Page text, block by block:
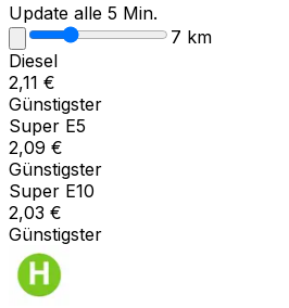
Update alle 5 Min.
7 km
Diesel
2,11 €
Günstigster
Super E5
2,09 €
Günstigster
Super E10
2,03 €
Günstigster